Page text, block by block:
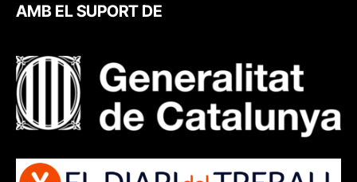
AMB EL SUPORT DE